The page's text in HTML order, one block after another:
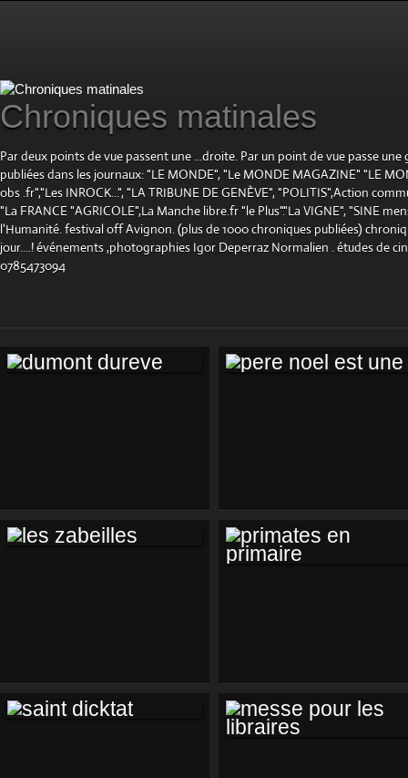
Chroniques matinales
Par deux points de vue passent une ...droite. Par un point de vue passe
publiées dans les journaux: "LE MONDE", "Le MONDE MAGAZINE" "LE
obs .fr","Les INROCK...", "LA TRIBUNE DE GENÈVE", "POLITIS",Action
"La FRANCE "AGRICOLE",La Manche libre.fr "le Plus"."La VIGNE", "SINE
l'Humanité. festival off Avignon. (plus de 1000 chroniques publiées)
jour....! événements ,photographies Igor Deperraz Normalien . études de
0785473094